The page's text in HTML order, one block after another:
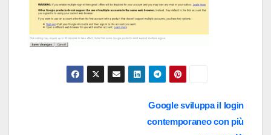
Google sviluppa il login
contemporaneo con più